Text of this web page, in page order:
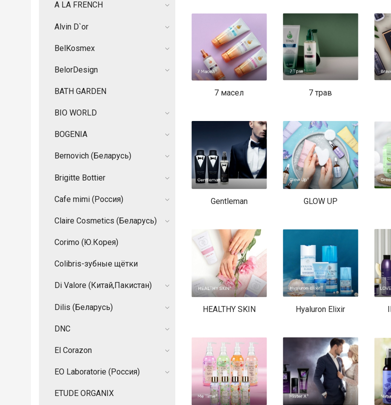
7 масел 7 трав
Gentleman GLOW UP
HEALTHY SKIN Hyaluron Elixir
A LA FRENCH
Alvin D`or
BelKosmex
BelorDesign
BATH GARDEN
BIO WORLD
BOGENIA
Bernovich (Беларусь)
Brigitte Bottier
Cafe mimi (Россия)
Claire Cosmetics (Беларусь)
Corimo (Ю.Корея)
Colibris-зубные щётки
Di Valore (Китай,Пакистан)
Dilis (Беларусь)
DNC
El Corazon
EO Laboratorie (Россия)
ETUDE ORGANIX